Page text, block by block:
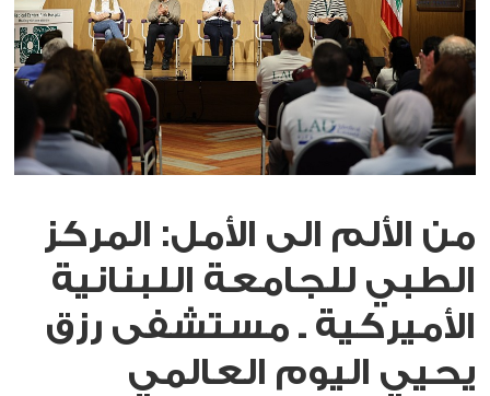
من الألم الى الأمل: المركز
الطبي للجامعة اللبنانية
الأميركية ـ مستشفى رزق
يحيي اليوم العالمي